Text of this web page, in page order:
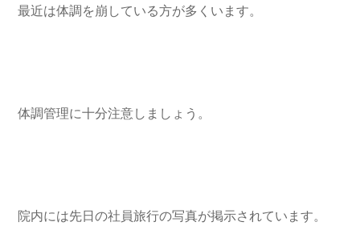
最近は体調を崩している方が多くいます。
体調管理に十分注意しましょう。
院内には先日の社員旅行の写真が掲示されています。